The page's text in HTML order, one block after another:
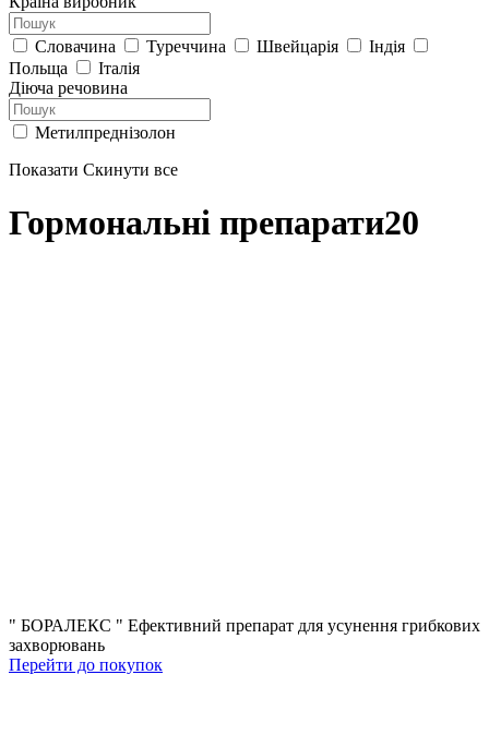
Словачина Туреччина Швейцарія
Індія
Польща
Італія
Діюча речовина
Метилпреднізолон
Показати Скинути все
Гормональні препарати20
" БОРАЛЕКС " Eфективний препарат для усунення грибкових
захворювань
Перейти до покупок